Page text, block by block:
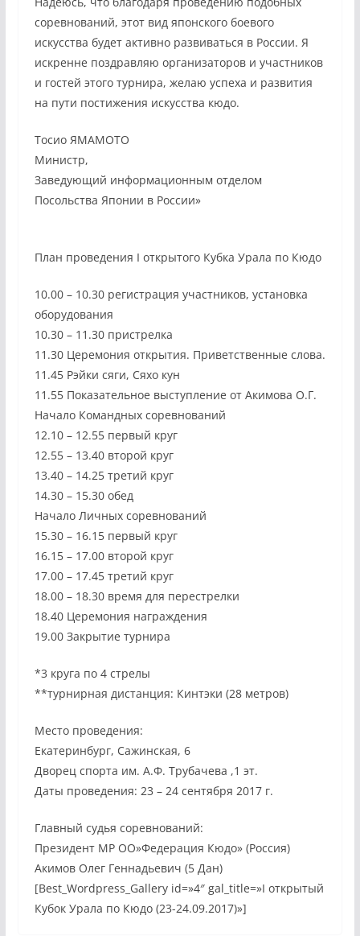
соревнований, этот вид японского боевого
искусства будет активно развиваться в России. Я
искренне поздравляю организаторов и участников
и гостей этого турнира, желаю успеха и развития
на пути постижения искусства кюдо.
Тосио ЯМАМОТО
Министр,
Заведующий информационным отделом
Посольства Японии в России»
План проведения I открытого Кубка Урала по Кюдо
10.00 – 10.30 регистрация участников, установка
оборудования
10.30 – 11.30 пристрелка
11.30 Церемония открытия. Приветственные слова.
11.45 Рэйки сяги, Сяхо кун
11.55 Показательное выступление от Акимова О.Г.
Начало Командных соревнований
12.10 – 12.55 первый круг
12.55 – 13.40 второй круг
13.40 – 14.25 третий круг
14.30 – 15.30 обед
Начало Личных соревнований
15.30 – 16.15 первый круг
16.15 – 17.00 второй круг
17.00 – 17.45 третий круг
18.00 – 18.30 время для перестрелки
18.40 Церемония награждения
19.00 Закрытие турнира
*3 круга по 4 стрелы
**турнирная дистанция: Кинтэки (28 метров)
Место проведения:
Екатеринбург, Сажинская, 6
Дворец спорта им. А.Ф. Трубачева ,1 эт.
Даты проведения: 23 – 24 сентября 2017 г.
Главный судья соревнований:
Президент МР ОО»Федерация Кюдо» (Россия)
Акимов Олег Геннадьевич (5 Дан)
[Best_Wordpress_Gallery id=»4″ gal_title=»I открытый
Кубок Урала по Кюдо (23-24.09.2017)»]